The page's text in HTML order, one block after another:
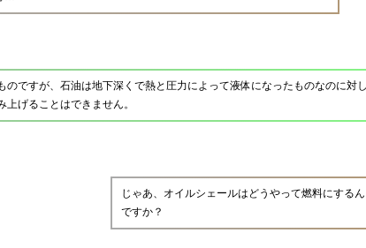
ですが、石油は地下深くで熱と圧力によって液体になったものなのに対
げることはできません。
じゃあ、オイルシェールはどうやって燃料にするん
ですか？